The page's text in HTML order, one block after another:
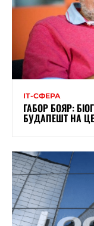
ІТ-СФЕРА
ГАБОР БОЯР:
БУДАПЕШТ НА